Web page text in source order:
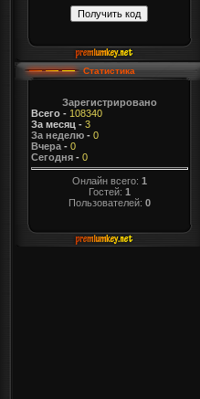
Статистика
Зарегистрировано
Всего- 108340
За месяц - 3
За неделю- 0
Вчера- 0
Сегодня- 0
Онлайн всего: 1
Гостей: 1
Пользователей: 0